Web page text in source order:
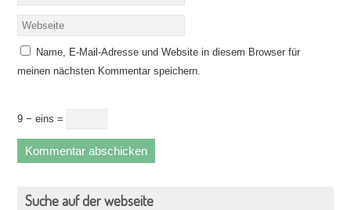
Name, E-Mail-Adresse und Website in diesem Browser für
meinen nächsten Kommentar speichern.
9 − eins =
Suche auf der webseite